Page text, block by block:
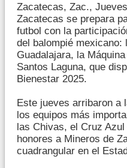
Zacatecas, Zac.,
Zacatecas se prepara
futbol con la
del balompié mexicano:
Guadalajara, la
Santos Laguna, que
Bienestar 2025.
Este jueves arribaron a
los equipos más
las Chivas, el Cruz
honores a Mineros de
cuadrangular en el